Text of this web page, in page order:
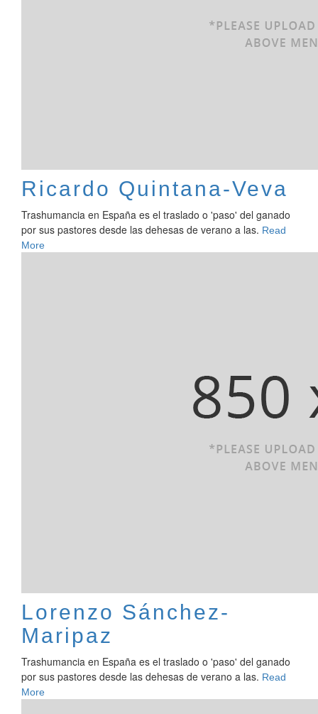
Ricardo Quintana-Veva
Trashumancia en España es el traslado o 'paso' del ganado
por sus pastores desde las dehesas de verano a las. Read
More
Lorenzo Sánchez-
Maripaz
Trashumancia en España es el traslado o 'paso' del ganado
por sus pastores desde las dehesas de verano a las. Read
More